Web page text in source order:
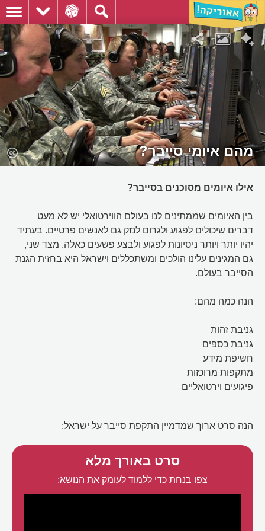
מהם איומי סייבר?
אילו איומים מסוכנים בסייבר?
בין האיומים שממתינים לנו בעולם הווירטואלי יש לא מעט
דברים שיכולים לפגוע ולגרום לנזק גם לאנשים פרטיים. בעתיד
יהיו יותר ויותר ניסיונות לפגוע ולבצע פשעים כאלה. מצד שני,
גם המגינים עלינו הולכים ומשתכללים וישראל היא בחזית הגנת
הסייבר בעולם.
הנה כמה מהם:
גניבת זהות
גניבת כספים
חשיפת מידע
מתקפות מרוכזות
פיגועים וירטואליים
הנה סרט ארוך שמדמיין התקפת סייבר על ישראל:
סרט באורך מלא
צפו בנחת כדי ללמוד לעומק את הנושא: